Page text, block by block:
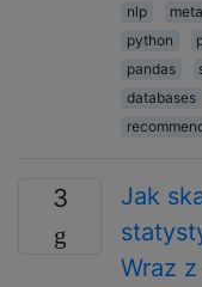
nlp
python
pandas
databases
3
Jak
Wraz